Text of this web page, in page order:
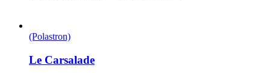
(Polastron)
Le Carsalade